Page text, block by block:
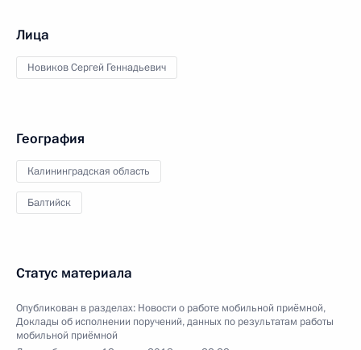
Лица
Новиков Сергей Геннадьевич
География
Калининградская область
Балтийск
Статус материала
Опубликован в разделах: Новости о работе мобильной приёмной,
Доклады об исполнении поручений, данных по результатам работы
мобильной приёмной